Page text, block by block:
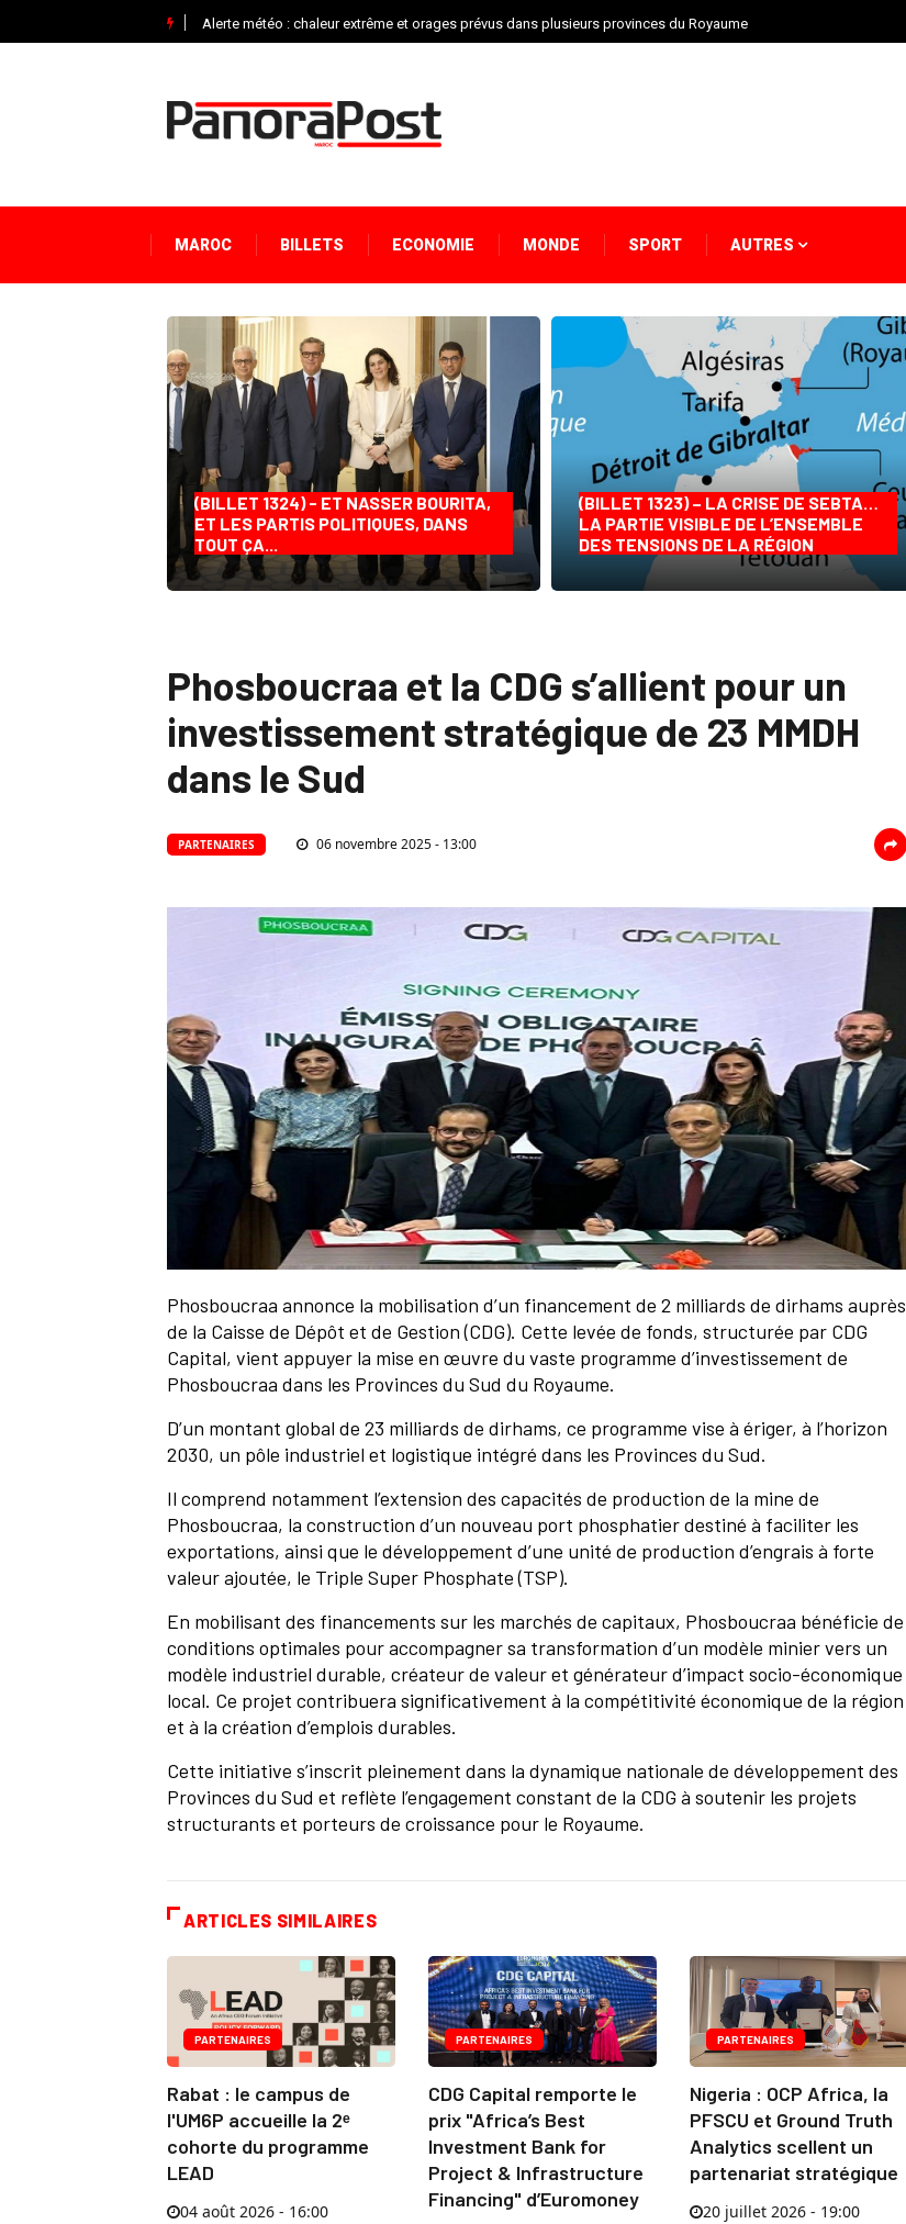
Alerte météo : chaleur extrême et orages prévus dans plusieurs provinces du Royaume
MAROC BILLETS ECONOMIE MONDE SPORT AUTRES
(BILLET 1324) - ET NASSER BOURITA,
ET LES PARTIS POLITIQUES, DANS
TOUT ÇA...
(BILLET 1323) – LA CRISE DE SEBTA…
LA PARTIE VISIBLE DE L’ENSEMBLE
DES TENSIONS DE LA RÉGION
Phosboucraa et la CDG s’allient pour un
investissement stratégique de 23 MMDH
dans le Sud
PARTENAIRES 06 novembre 2025 - 13:00
Phosboucraa annonce la mobilisation d’un financement de 2 milliards de dirhams auprès
de la Caisse de Dépôt et de Gestion (CDG). Cette levée de fonds, structurée par CDG
Capital, vient appuyer la mise en œuvre du vaste programme d’investissement de
Phosboucraa dans les Provinces du Sud du Royaume.
D’un montant global de 23 milliards de dirhams, ce programme vise à ériger, à l’horizon
2030, un pôle industriel et logistique intégré dans les Provinces du Sud.
Il comprend notamment l’extension des capacités de production de la mine de
Phosboucraa, la construction d’un nouveau port phosphatier destiné à faciliter les
exportations, ainsi que le développement d’une unité de production d’engrais à forte
valeur ajoutée, le Triple Super Phosphate (TSP).
En mobilisant des financements sur les marchés de capitaux, Phosboucraa bénéficie de
conditions optimales pour accompagner sa transformation d’un modèle minier vers un
modèle industriel durable, créateur de valeur et générateur d’impact socio-économique
local. Ce projet contribuera significativement à la compétitivité économique de la région
et à la création d’emplois durables.
Cette initiative s’inscrit pleinement dans la dynamique nationale de développement des
Provinces du Sud et reflète l’engagement constant de la CDG à soutenir les projets
structurants et porteurs de croissance pour le Royaume.
ARTICLES SIMILAIRES
PARTENAIRES
Rabat : le campus de
l'UM6P accueille la 2ᵉ
cohorte du programme
LEAD
04 août 2026 - 16:00
PARTENAIRES
CDG Capital remporte le
prix "Africa’s Best
Investment Bank for
Project & Infrastructure
Financing" d’Euromoney
PARTENAIRES
Nigeria : OCP Africa, la
PFSCU et Ground Truth
Analytics scellent un
partenariat stratégique
20 juillet 2026 - 19:00